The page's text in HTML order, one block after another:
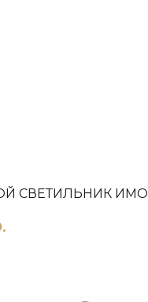
СВЕТИЛЬНИК